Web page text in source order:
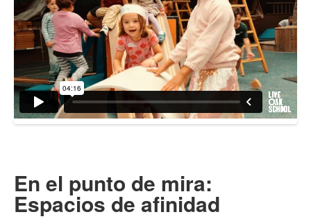
En el punto de mira:
Espacios de afinidad